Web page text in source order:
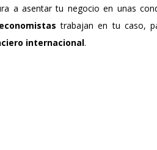
a asentar tu negocio en unas
trabajan en tu caso,
internacional.